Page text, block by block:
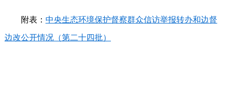
附表： 中央生态环境保护督察群众信访举报转办和边督
边改公开情况（第二十四批）